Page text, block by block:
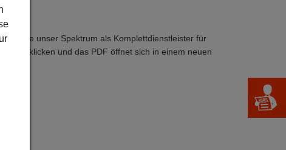
die unser Spektrum als Komplettdienstleister für
Bild klicken und das PDF öffnet sich in einem neuen